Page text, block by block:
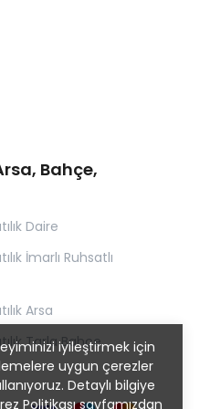
iyileştirmek için
uygun çerezler
Detaylı bilgiye
Politikasısayfamızdan
Bahçe,
Daire
İmarlı Ruhsatlı
Arsa
Tarla Bahçe